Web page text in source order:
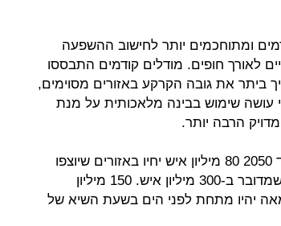
ומתוחכמים יותר לחישוב ההשפעה
לאורך חופים. מודלים קודמים התבססו
ביתר את גובה הקרקע באזורים מסוימים,
עושה שימוש בבינה מלאכותית על מנת
הרבה יותר.
כתוצאה, בשעה שמודלים קודמים חזו שעד 2050 80 מיליון איש יחיו באזורים שיוצפו
לפחות פעם בשנה, המודל החדש מעריך שמדובר ב-300 מיליון איש. 150 מיליון
יהיו מתחת לפני הים בשעת השיא של